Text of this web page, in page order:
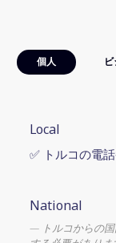
個人
Local
✅ トルコの電
National
トルコからの